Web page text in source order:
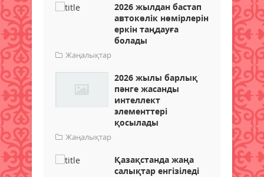
2026 жылдан бастап
автокөлік нөмірлерін
еркін таңдауға
болады
Жаңалықтар
2026 жылы барлық
пәнге жасанды
интеллект
элементтері
қосылады
Жаңалықтар
Қазақстанда жаңа
салықтар енгізіледі